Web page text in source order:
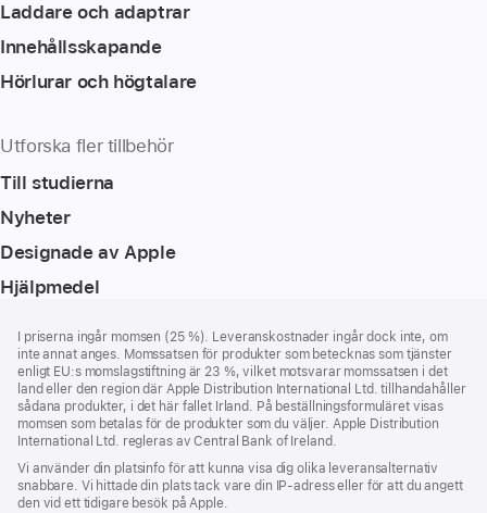
Laddare och adaptrar
Innehållsskapande
Hörlurar och högtalare
Utforska fler tillbehör
Till studierna
Nyheter
Designade av Apple
Hjälpmedel
I priserna ingår momsen (25 %). Leveranskostnader ingår dock inte, om
inte annat anges. Momssatsen för produkter som betecknas som tjänster
enligt EU:s momslagstiftning är 23 %, vilket motsvarar momssatsen i det
land eller den region där Apple Distribution International Ltd. tillhandahåller
sådana produkter, i det här fallet Irland. På beställningsformuläret visas
momsen som betalas för de produkter som du väljer. Apple Distribution
International Ltd. regleras av Central Bank of Ireland.
Vi använder din platsinfo för att kunna visa dig olika leveransalternativ
snabbare. Vi hittade din plats tack vare din IP-adress eller för att du angett
den vid ett tidigare besök på Apple.